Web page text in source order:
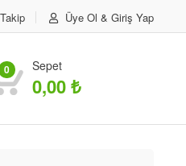
Üye Ol & Giriş Yap
0 Sepet
0,00₺